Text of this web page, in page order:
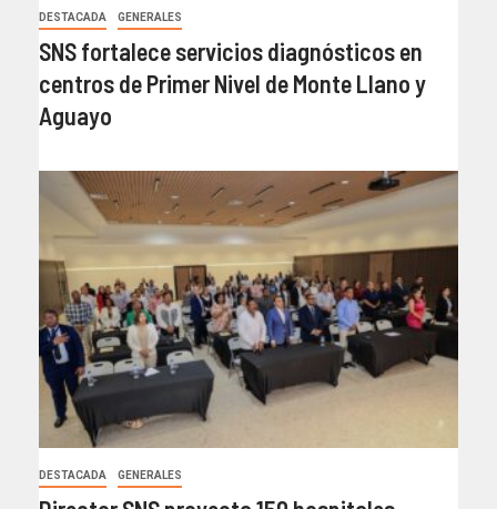
DESTACADA GENERALES
SNS fortalece servicios diagnósticos en
centros de Primer Nivel de Monte Llano y
Aguayo
DESTACADA GENERALES